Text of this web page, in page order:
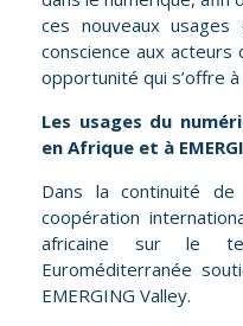
ces nouveaux
conscience aux acteurs
opportunité qui s’offre
Les usages du
en Afrique et à
Dans la continuité
coopération
africaine sur le
Euroméditerranée
EMERGING Valley.